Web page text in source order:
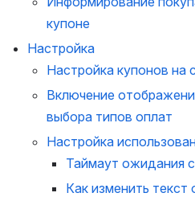
купоне
Настройка
Настройка купонов на
Включение
выбора типов оплат
Настройка
Таймаут ожидания
Как изменить текст